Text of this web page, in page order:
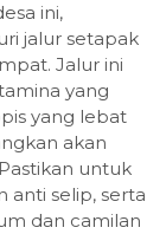
ini,
jalur setapak
Jalur ini
yang
yang lebat
akan
untuk
anti selip, serta
dan camilan